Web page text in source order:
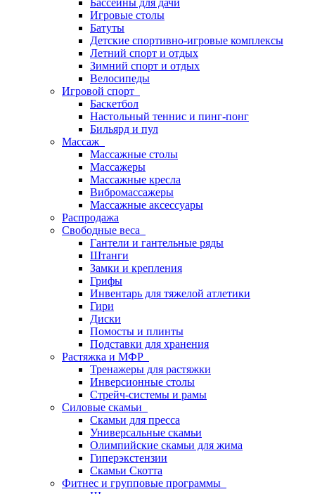
Бассейны для дачи
Игровые столы
Батуты
Детские спортивно-игровые комплексы
Летний спорт и отдых
Зимний спорт и отдых
Велосипеды
Игровой спорт
Баскетбол
Настольный теннис и пинг-понг
Бильярд и пул
Массаж
Массажные столы
Массажеры
Массажные кресла
Вибромассажеры
Массажные аксессуары
Распродажа
Свободные веса
Гантели и гантельные ряды
Штанги
Замки и крепления
Грифы
Инвентарь для тяжелой атлетики
Гири
Диски
Помосты и плинты
Подставки для хранения
Растяжка и МФР
Тренажеры для растяжки
Инверсионные столы
Стрейч-системы и рамы
Силовые скамьи
Скамьи для пресса
Универсальные скамьи
Олимпийские скамьи для жима
Гиперэкстензии
Скамьи Скотта
Фитнес и групповые программы